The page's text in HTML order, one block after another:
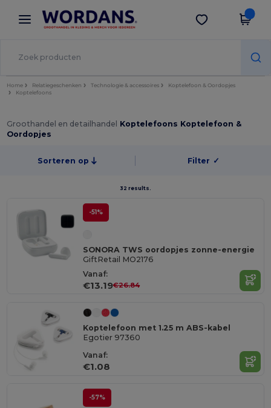
× Wordans-app
Betere prijzen in de app!
Download app
Home Relatiegeschenken Technologie & accessoires
Koptelefoon & Oordopjes
Koptelefoons
Groothandel en detailhandel Koptelefoons Koptelefoon &
Oordopjes
Sorteren op Filter ✓
32 results.
-51%
SONORA TWS oordopjes zonne-energie
GiftRetail MO2176
Vanaf:
€13.19€26.84
Koptelefoon met 1.25 m ABS-kabel
Egotier 97360
Vanaf:
€1.08
-57%